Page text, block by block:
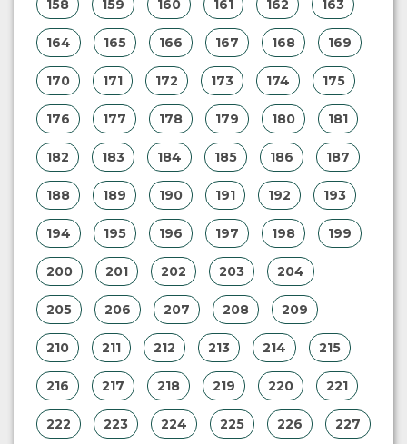
158 159 160 161 162 163
164 165 166 167 168 169
170 171 172 173 174 175
176 177 178 179 180 181
182 183 184 185 186 187
188 189 190 191 192 193
194 195 196 197 198 199
200 201 202 203 204
205 206 207 208 209
210 211 212 213 214 215
216 217 218 219 220 221
222 223 224 225 226 227